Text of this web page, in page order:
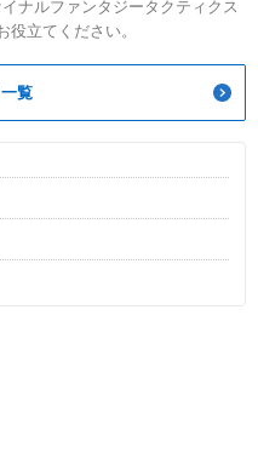
ナルファンタジータクティクス
立てください。
覧